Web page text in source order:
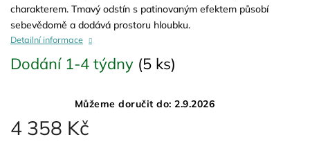
4 358 Kč
Dodání 1-4 týdny (5 ks)
Můžeme doručit do: 2.9.2026
charakterem. Tmavý odstín s patinovaným efektem působí
sebevědomě a dodává prostoru hloubku.
Detailní informace